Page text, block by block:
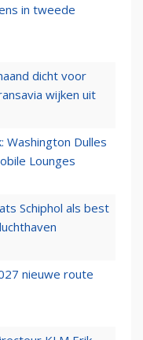
in tweede
dicht voor
wijken uit
Washington Dulles
Lounges
Schiphol als best
nieuwe route